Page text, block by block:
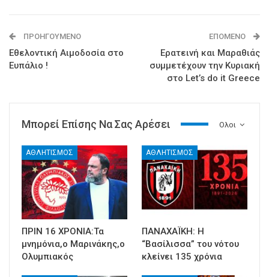
ΠΡΟΗΓΟΎΜΕΝΟ
Εθελοντική Αιμοδοσία στο
Ευπάλιο !
ΕΠΌΜΕΝΟ
Ερατεινή και Μαραθιάς
συμμετέχουν την Κυριακή
στο Let’s do it Greece
Ολοι
Μπορεί Επίσης Να Σας Αρέσει
ΑΘΛΗΤΙΣΜΟΣ
ΠΡΙΝ 16 ΧΡΟΝΙΑ:Τα
μνημόνια,ο Μαρινάκης,ο
Ολυμπιακός
ΑΘΛΗΤΙΣΜΟΣ
ΠΑΝΑΧΑΪΚΗ: Η
“Βασίλισσα” του νότου
κλείνει 135 χρόνια